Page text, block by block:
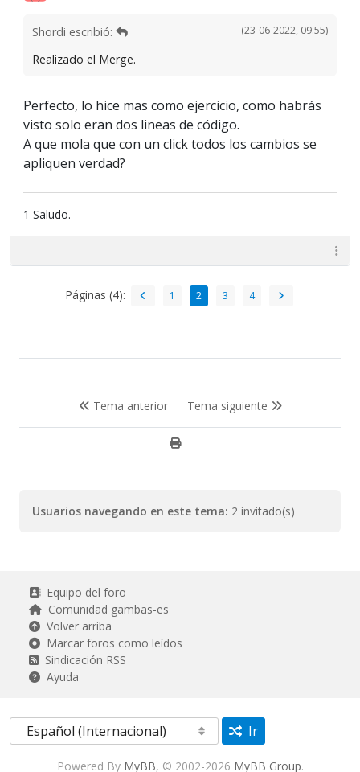
(23-06-2022, 09:55)
Shordi escribió:
Realizado el Merge.
Perfecto, lo hice mas como ejercicio, como habrás
visto solo eran dos lineas de código.
A que mola que con un click todos los cambios se
apliquen verdad?
1 Saludo.
Páginas (4): 1 2 3 4
Tema anterior Tema siguiente
Usuarios navegando en este tema: 2 invitado(s)
Equipo del foro
Comunidad gambas-es
Volver arriba
Marcar foros como leídos
Sindicación RSS
Ayuda
Ir
Powered By MyBB, © 2002-2026 MyBB Group.